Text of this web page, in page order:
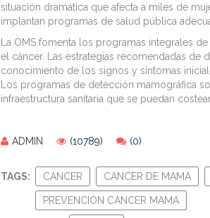
situación dramática que afecta a miles de
implantan programas de salud pública
La OMS fomenta los programas integrales
el cáncer. Las estrategias recomendadas
conocimiento de los signos y síntomas
Los programas de detección mamográfica
infraestructura sanitaria que se puedan
ADMIN (10789) (0)
TAGS: CANCER CANCER DE MAMA
PREVENCIÓN CANCER MAMA